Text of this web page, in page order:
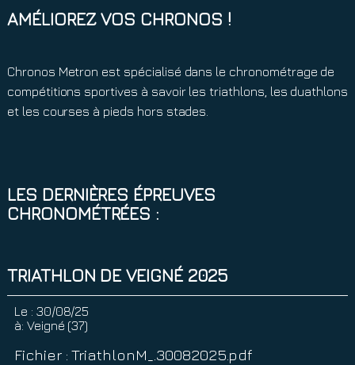
AMÉLIOREZ VOS CHRONOS !
Chronos Metron est spécialisé dans le chronométrage de
compétitions sportives à savoir les triathlons, les duathlons
et les courses à pieds hors stades.
LES DERNIÈRES ÉPREUVES
CHRONOMÉTRÉES :
TRIATHLON DE VEIGNÉ 2025
Le : 30/08/25
à: Veigné (37)
Fichier : TriathlonM_.30082025.pdf